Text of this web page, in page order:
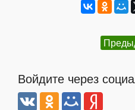
Войдите через